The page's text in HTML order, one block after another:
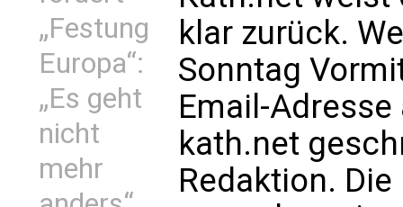
„Festung
Europa“:
„Es geht
nicht
mehr
klar zurück.
Sonntag
Email-
kath.net
Redaktion.